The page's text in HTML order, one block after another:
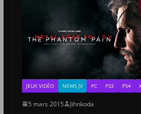
JEUX VIDÉO NEWS JV PC PS3 PS4
5 mars 2015 Jihnkoda